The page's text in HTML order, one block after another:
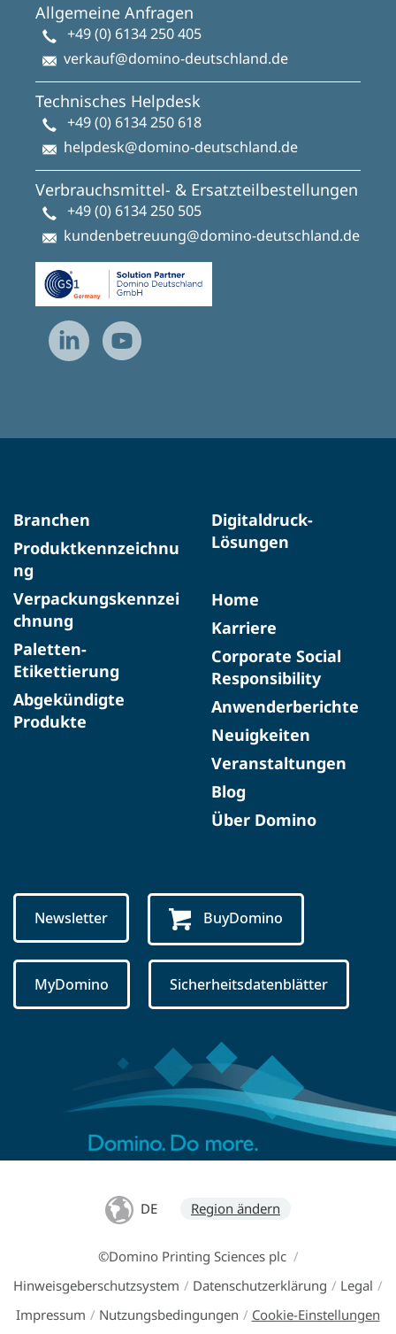
Allgemeine Anfragen
+49 (0) 6134 250 405
verkauf@domino-deutschland.de
Technisches Helpdesk
+49 (0) 6134 250 618
helpdesk@domino-deutschland.de
Verbrauchsmittel- & Ersatzteilbestellungen
+49 (0) 6134 250 505
kundenbetreuung@domino-deutschland.de
Branchen
Produktkennzeichnu
ng
Verpackungskennzei
chnung
Paletten-
Etikettierung
Abgekündigte
Produkte​
Digitaldruck-
Lösungen
Home
Karriere
Corporate Social
Responsibility
Anwenderberichte
Neuigkeiten
Veranstaltungen
Blog
Über Domino
Newsletter BuyDomino
MyDomino Sicherheitsdatenblätter
DE Region ändern
©Domino Printing Sciences plc /
Hinweisgeberschutzsystem / Datenschutzerklärung / Legal /
Impressum / Nutzungsbedingungen / Cookie-Einstellungen